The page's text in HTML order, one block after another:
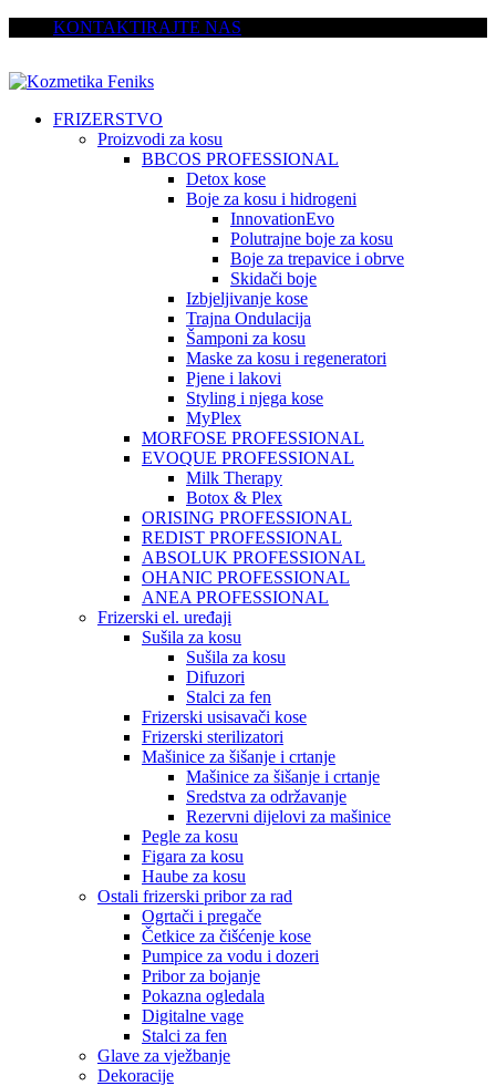
KONTAKTIRAJTE NAS
FRIZERSTVO
Proizvodi za kosu
BBCOS PROFESSIONAL
Detox kose
Boje za kosu i hidrogeni
InnovationEvo
Polutrajne boje za kosu
Boje za trepavice i obrve
Skidači boje
Izbjeljivanje kose
Trajna Ondulacija
Šamponi za kosu
Maske za kosu i regeneratori
Pjene i lakovi
Styling i njega kose
MyPlex
MORFOSE PROFESSIONAL
EVOQUE PROFESSIONAL
Milk Therapy
Botox & Plex
ORISING PROFESSIONAL
REDIST PROFESSIONAL
ABSOLUK PROFESSIONAL
OHANIC PROFESSIONAL
ANEA PROFESSIONAL
Frizerski el. uređaji
Sušila za kosu
Sušila za kosu
Difuzori
Stalci za fen
Frizerski usisavači kose
Frizerski sterilizatori
Mašinice za šišanje i crtanje
Mašinice za šišanje i crtanje
Sredstva za održavanje
Rezervni dijelovi za mašinice
Pegle za kosu
Figara za kosu
Haube za kosu
Ostali frizerski pribor za rad
Ogrtači i pregače
Četkice za čišćenje kose
Pumpice za vodu i dozeri
Pribor za bojanje
Pokazna ogledala
Digitalne vage
Stalci za fen
Glave za vježbanje
Dekoracije